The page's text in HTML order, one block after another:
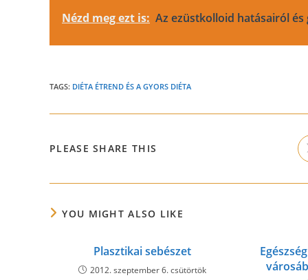
Nézd meg ezt is: Az ezüstkolloid hatásairól
TAGS: DIÉTA ÉTREND ÉS A GYORS DIÉTA
PLEASE SHARE THIS
YOU MIGHT ALSO LIKE
Plasztikai sebészet
2012. szeptember 6. csütörtök